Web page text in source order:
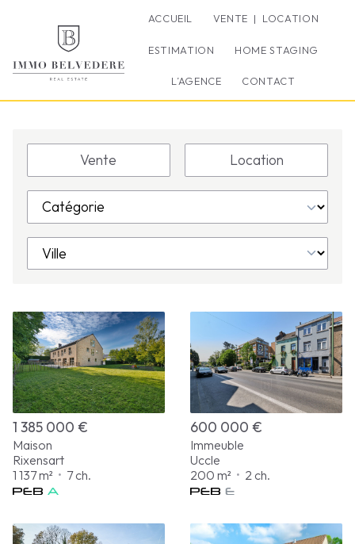
ACCUEIL VENTE | LOCATION
ESTIMATION HOME STAGING
L’AGENCE CONTACT
Vente Location
1 385 000 €
Maison
Rixensart
1 137 m² • 7 ch.
600 000 €
Immeuble
Uccle
200 m² • 2 ch.